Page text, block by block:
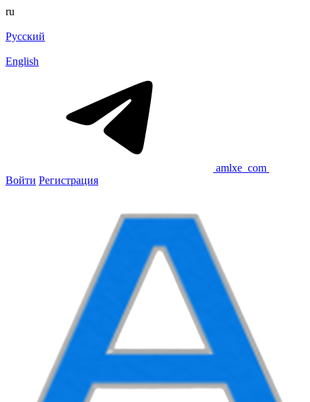
ru
Русский
English
amlxe_com
Войти Регистрация